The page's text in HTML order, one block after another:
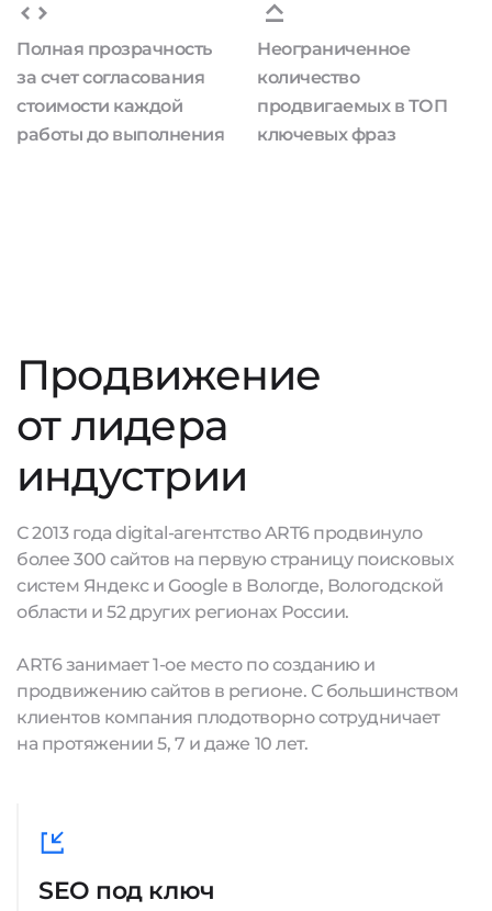
Полная прозрачность
за счет согласования
стоимости каждой
работы до выполнения
Неограниченное
количество
продвигаемых в ТОП
ключевых фраз
Продвижение
от лидера
индустрии
С 2013 года digital-агентство ART6 продвинуло
более 300 сайтов на первую страницу поисковых
систем Яндекс и Google в Вологде, Вологодской
области и 52 других регионах России.
ART6 занимает 1-ое место по созданию и
продвижению сайтов в регионе. С большинством
клиентов компания плодотворно сотрудничает
на протяжении 5, 7 и даже 10 лет.
SEO под ключ